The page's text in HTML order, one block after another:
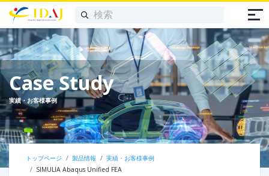
Case Study
実績・お客様事例
トップページ 製品情報
実績・お客様事例
SIMULIA Abaqus Unified FEA